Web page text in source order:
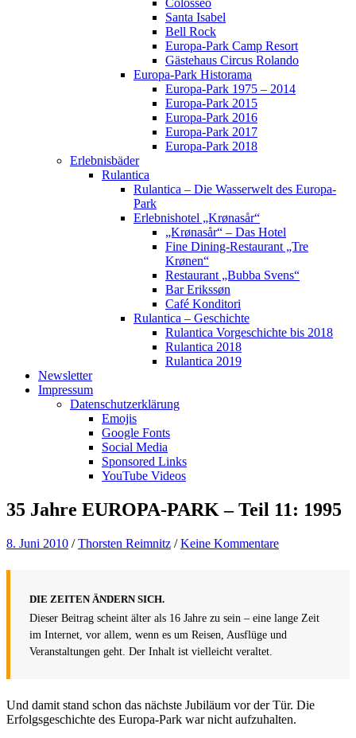
Colosseo
Santa Isabel
Bell Rock
Europa-Park Camp Resort
Gästehaus Circus Rolando
Europa-Park Historama
Europa-Park 1975 – 2014
Europa-Park 2015
Europa-Park 2016
Europa-Park 2017
Europa-Park 2018
Erlebnisbäder
Rulantica
Rulantica – Die Wasserwelt des Europa-
Park
Erlebnishotel „Krønasår“
„Krønasår“ – Das Hotel
Fine Dining-Restaurant „Tre
Krønen“
Restaurant „Bubba Svens“
Bar Erikssøn
Café Konditori
Rulantica – Geschichte
Rulantica Vorgeschichte bis 2018
Rulantica 2018
Rulantica 2019
Newsletter
Impressum
Datenschutzerklärung
Emojis
Google Fonts
Social Media
Sponsored Links
YouTube Videos
35 Jahre EUROPA-PARK – Teil 11: 1995
8. Juni 2010 /Thorsten Reimnitz /Keine Kommentare
DIE ZEITEN ÄNDERN SICH.
Dieser Beitrag scheint älter als 16 Jahre zu sein – eine lange Zeit
im Internet, vor allem, wenn es um Reisen, Ausflüge und
Veranstaltungen geht. Der Inhalt ist vielleicht veraltet.
Und damit stand schon das nächste Jubiläum vor der Tür. Die
Erfolgsgeschichte des Europa-Park war nicht aufzuhalten.